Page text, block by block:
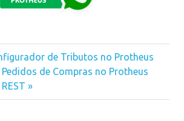
de Tributos no Protheus
de Compras no Protheus